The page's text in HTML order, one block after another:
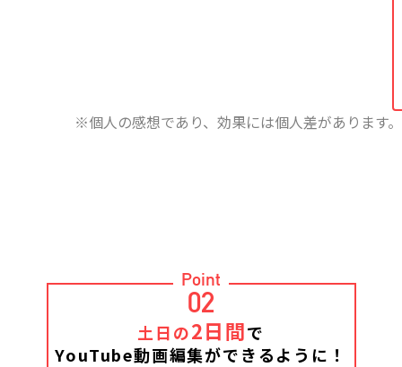
※個人の感想であり、効果には個人差があります。
Point
02
土日の2日間で
YouTube動画編集ができるように！